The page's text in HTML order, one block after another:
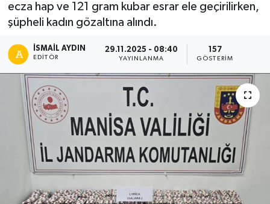
ecza hap ve 121 gram kubar esrar ele geçirilirken,
şüpheli kadın gözaltına alındı.
İSMAIL AYDIN
EDITÖR
29.11.2025 - 08:40
YAYINLANMA
157
GÖSTERIM